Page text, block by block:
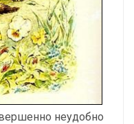
неудобно